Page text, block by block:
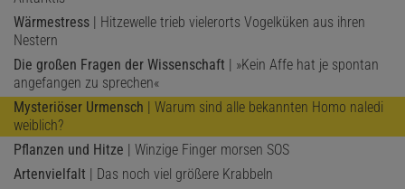
Wärmestress | Hitzewelle trieb vielerorts Vogelküken aus ihren
Nestern
Die großen Fragen der Wissenschaft | »Kein Affe hat je spontan
angefangen zu sprechen«
Mysteriöser Urmensch | Warum sind alle bekannten Homo naledi
weiblich?
Pflanzen und Hitze | Winzige Finger morsen SOS
Artenvielfalt | Das noch viel größere Krabbeln